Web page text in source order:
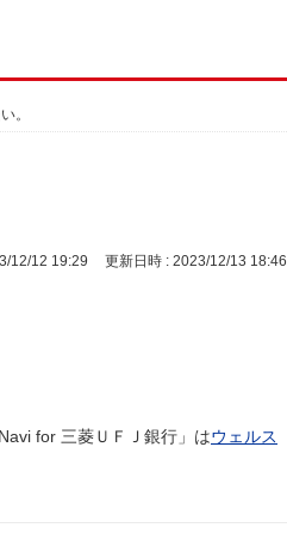
。
12/12 19:29 更新日時 : 2023/12/13 18:46
for 三菱ＵＦＪ銀行」はウェルス